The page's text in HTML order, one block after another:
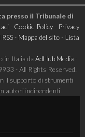
presso il Tribunale di
- Cookie Policy- Privacy
RSS- Mappa del sito - Lista
in Italia da AdHub Media -
- All Rights Reserved.
il supporto di strumenti
autori indipendenti.